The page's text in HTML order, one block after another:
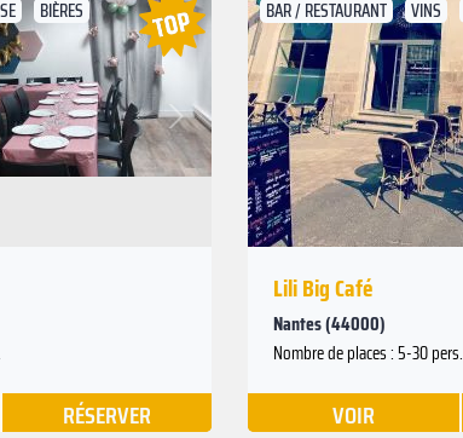
BIÈRES
Suivant
RÉSERVER
BAR / RESTAURANT VINS
Précédent
Lili Big Café
Nantes (44000)
Nombre de places : 5-30 pers.
VOIR